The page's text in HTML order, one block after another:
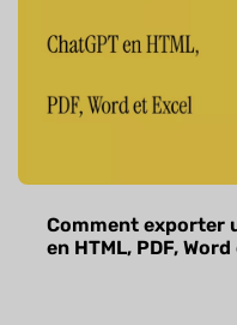
Comment exporter
en HTML, PDF,